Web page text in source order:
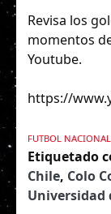
Revisa los
momentos
Youtube.
https://
FUTBOL NACIONAL
Etiquetado
Chile, Colo
Universidad